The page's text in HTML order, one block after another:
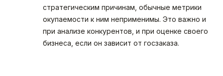
стратегическим причинам, обычные метрики
окупаемости к ним неприменимы. Это важно и
при анализе конкурентов, и при оценке своего
бизнеса, если он зависит от госзаказа.